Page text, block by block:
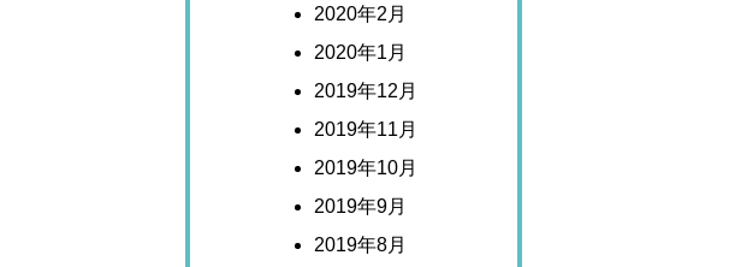
2020年2月
2020年1月
2019年12月
2019年11月
2019年10月
2019年9月
2019年8月